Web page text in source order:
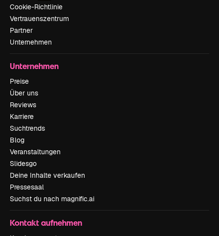
Cookie-Richtlinie
Vertrauenszentrum
Partner
Unternehmen
Unternehmen
Preise
Über uns
Reviews
Karriere
Suchtrends
Blog
Veranstaltungen
Slidesgo
Deine Inhalte verkaufen
Pressesaal
Suchst du nach magnific.ai
Kontakt aufnehmen